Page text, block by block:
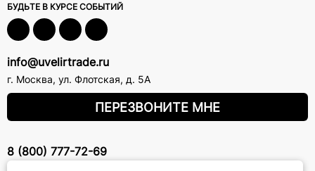
БУДЬТЕ В КУРСЕ СОБЫТИЙ
info@uvelirtrade.ru
г. Москва, ул. Флотская, д. 5А
ПЕРЕЗВОНИТЕ МНЕ
8 (800) 777-72-69